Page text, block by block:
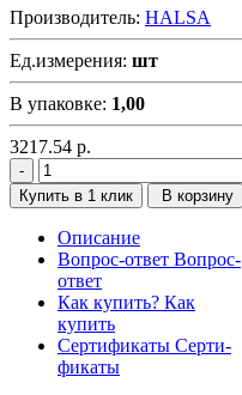
Производитель: HALSA
Ед.измерения: шт
В упаковке: 1,00
3217.54 р.
Купить в 1 клик В корзину
Описание
Вопрос-ответ Вопрос-
ответ
Как купить? Как
купить
Сертификаты Серти-
фикаты